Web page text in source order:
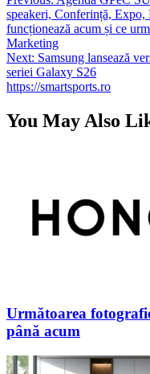
în
articole
speakeri, Conferință,
funcționează acum și ce
Marketing
Next: Samsung lansează
seriei Galaxy S26
https://smartsports.ro
You May Also
Următoarea
până acum